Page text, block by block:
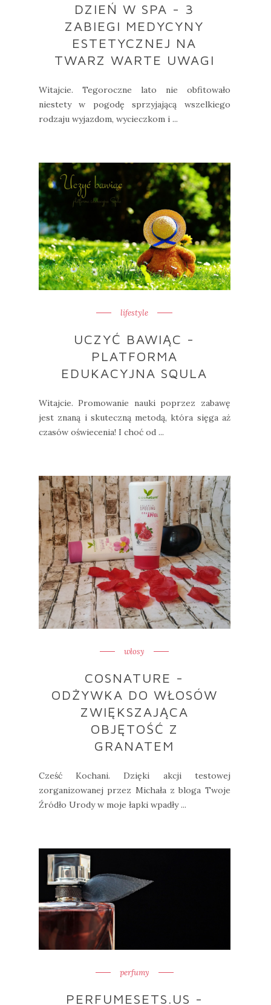
DZIEŃ W SPA - 3
ZABIEGI MEDYCYNY
ESTETYCZNEJ NA
TWARZ WARTE UWAGI
Witajcie. Tegoroczne lato nie obfitowało
niestety w pogodę sprzyjającą wszelkiego
rodzaju wyjazdom, wycieczkom i ...
lifestyle
UCZYĆ BAWIĄC -
PLATFORMA
EDUKACYJNA SQULA
Witajcie. Promowanie nauki poprzez zabawę
jest znaną i skuteczną metodą, która sięga aż
czasów oświecenia! I choć od ...
włosy
COSNATURE -
ODŻYWKA DO WŁOSÓW
ZWIĘKSZAJĄCA
OBJĘTOŚĆ Z
GRANATEM
Cześć Kochani. Dzięki akcji testowej
zorganizowanej przez Michała z bloga Twoje
Źródło Urody w moje łapki wpadły ...
perfumy
PERFUMESETS.US -